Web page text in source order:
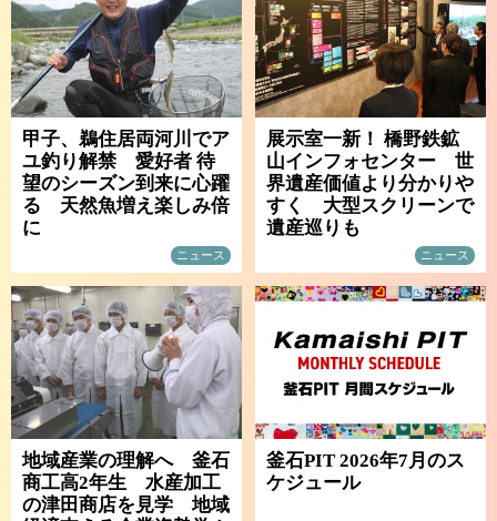
甲子、鵜住居両河川でア
ユ釣り解禁 愛好者 待
望のシーズン到来に心躍
る 天然魚増え楽しみ倍
に
ニュース
展示室一新！ 橋野鉄鉱
山インフォセンター 世
界遺産価値より分かりや
すく 大型スクリーンで
遺産巡りも
ニュース
地域産業の理解へ 釜石
商工高2年生 水産加工
の津田商店を見学 地域
釜石PIT 2026年7月のス
ケジュール